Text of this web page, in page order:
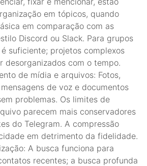
em tópicos, quando
em comparação com as
Discord ou Slack. Para grupos
suficiente; projetos complexos
desorganizados com o tempo.
de mídia e arquivos: Fotos,
de voz e documentos
problemas. Os limites de
parecem mais conservadores
do Telegram. A compressão
em detrimento da fidelidade.
A busca funciona para
recentes; a busca profunda